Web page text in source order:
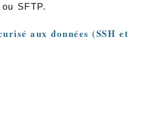
SFTP.
aux données (SSH et